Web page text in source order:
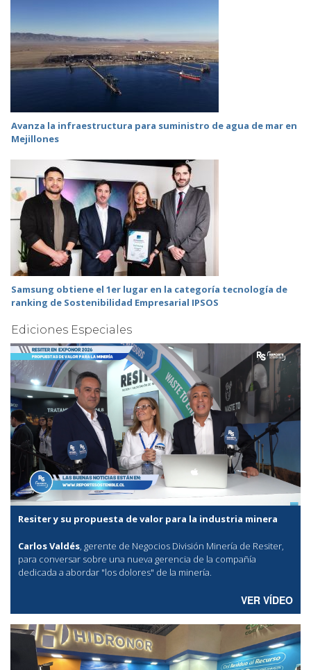
Avanza la infraestructura para suministro de agua de mar en
Mejillones
Samsung obtiene el 1er lugar en la categoría tecnología de
ranking de Sostenibilidad Empresarial IPSOS
Ediciones Especiales
Resiter y su propuesta de valor para la industria minera
Carlos Valdés, gerente de Negocios División Minería de Resiter,
para conversar sobre una nueva gerencia de la compañía
dedicada a abordar "los dolores" de la minería.
VER VÍDEO